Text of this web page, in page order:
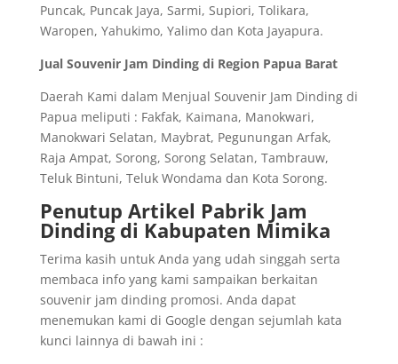
Puncak, Puncak Jaya, Sarmi, Supiori, Tolikara,
Waropen, Yahukimo, Yalimo dan Kota Jayapura.
Jual Souvenir Jam Dinding di Region Papua Barat
Daerah Kami dalam Menjual Souvenir Jam Dinding di
Papua meliputi : Fakfak, Kaimana, Manokwari,
Manokwari Selatan, Maybrat, Pegunungan Arfak,
Raja Ampat, Sorong, Sorong Selatan, Tambrauw,
Teluk Bintuni, Teluk Wondama dan Kota Sorong.
Penutup Artikel Pabrik Jam
Dinding di Kabupaten Mimika
Terima kasih untuk Anda yang udah singgah serta
membaca info yang kami sampaikan berkaitan
souvenir jam dinding promosi. Anda dapat
menemukan kami di Google dengan sejumlah kata
kunci lainnya di bawah ini :